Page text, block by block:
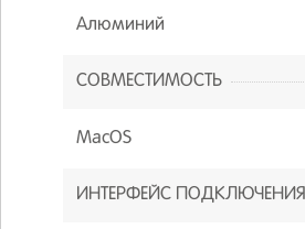
Алюминий
СОВМЕСТИМОСТЬ
MacOS
ИНТЕРФЕЙС ПОДКЛЮЧЕНИЯ